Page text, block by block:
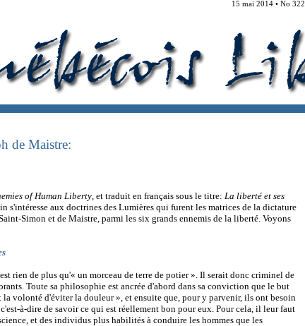
15 mai 2014 • No 322
de Maistre:
of Human Liberty, et traduit en français sous le titre: La liberté et ses
s'intéresse aux doctrines des Lumières qui furent les matrices de la dictature
Simon et de Maistre, parmi les six grands ennemis de la liberté. Voyons
rien de plus qu'« un morceau de terre de potier ». Il serait donc criminel de
Toute sa philosophie est ancrée d'abord dans sa conviction que le but
volonté d'éviter la douleur », et ensuite que, pour y parvenir, ils ont besoin
à-dire de savoir ce qui est réellement bon pour eux. Pour cela, il leur faut
et des individus plus habilités à conduire les hommes que les